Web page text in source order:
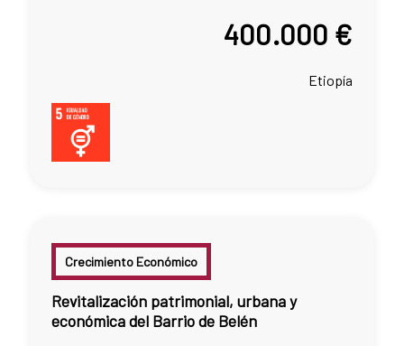
400.000 €
Etiopía
Crecimiento Económico
Revitalización patrimonial, urbana y
económica del Barrio de Belén